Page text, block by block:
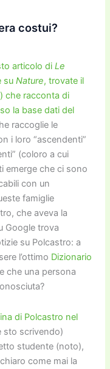
n n
costui?
articolo di Le
su Nature, trovate il
che racconta di
la base dati del
raccoglie le
i loro “ascendenti”
(coloro a cui
emerge che ci sono
con un
famiglie
che aveva la
Google trova
su Polcastro: a
l’ottimo Dizionario
che una persona
di Polcastro nel
sto scrivendo)
studente (noto),
come mai la